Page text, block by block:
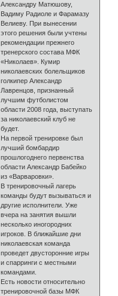
Александру Матюшову,
Вадиму Радиоле и Фарамазу
Велиеву. При вынесении
этого решения были учтены
рекомендации прежнего
тренерского состава МФК
«Николаев». Кумир
николаевских болельщиков
голкипер Александр
Лавренцов, признанный
лучшим футболистом
области 2008 года, выступать
за николаевский клуб не
будет.
На первой тренировке был
лучший бомбардир
прошлогоднего первенства
области Александр Бабейко
из «Варваровки».
В тренировочный лагерь
команды будут вызываться и
другие исполнители. Уже
вчера на занятия вышли
несколько иногородних
игроков. В ближайшие дни
николаевская команда
проведет двусторонние игры
и спарринги с местными
командами.
Есть новости относительно
тренировочной базы МФК